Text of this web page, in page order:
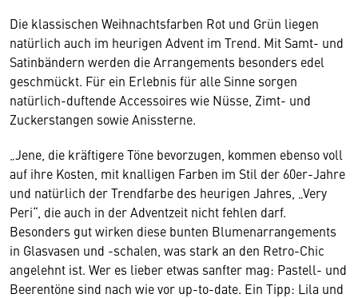
Die klassischen Weihnachtsfarben Rot und Grün liegen
natürlich auch im heurigen Advent im Trend. Mit Samt- und
Satinbändern werden die Arrangements besonders edel
geschmückt. Für ein Erlebnis für alle Sinne sorgen
natürlich-duftende Accessoires wie Nüsse, Zimt- und
Zuckerstangen sowie Anissterne.
„Jene, die kräftigere Töne bevorzugen, kommen ebenso voll
auf ihre Kosten, mit knalligen Farben im Stil der 60er-Jahre
und natürlich der Trendfarbe des heurigen Jahres, „Very
Peri“, die auch in der Adventzeit nicht fehlen darf.
Besonders gut wirken diese bunten Blumenarrangements
in Glasvasen und -schalen, was stark an den Retro-Chic
angelehnt ist. Wer es lieber etwas sanfter mag: Pastell- und
Beerentöne sind nach wie vor up-to-date. Ein Tipp: Lila und